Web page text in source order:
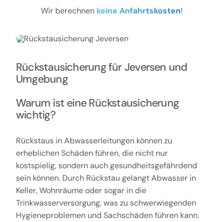
Wir berechnen keine Anfahrtskosten!
Rückstausicherung für Jeversen und
Umgebung
Warum ist eine Rückstausicherung
wichtig?
Rückstaus in Abwasserleitungen können zu
erheblichen Schäden führen, die nicht nur
kostspielig, sondern auch gesundheitsgefährdend
sein können. Durch Rückstau gelangt Abwasser in
Keller, Wohnräume oder sogar in die
Trinkwasserversorgung, was zu schwerwiegenden
Hygieneproblemen und Sachschäden führen kann.